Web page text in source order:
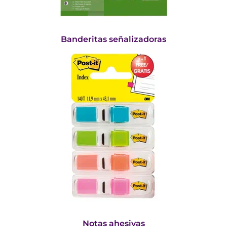
Banderitas señalizadoras
Notas ahesivas